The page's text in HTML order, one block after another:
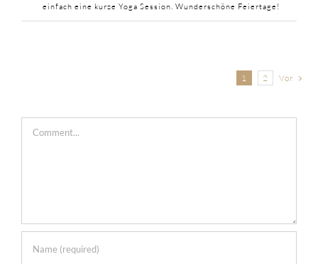
einfach eine kurze Yoga Session. Wunderschöne Feiertage!
1 2 Vor
Comment